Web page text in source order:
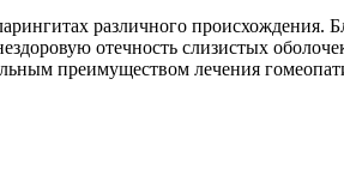
различного происхождения.
отечность слизистых
преимуществом лечения